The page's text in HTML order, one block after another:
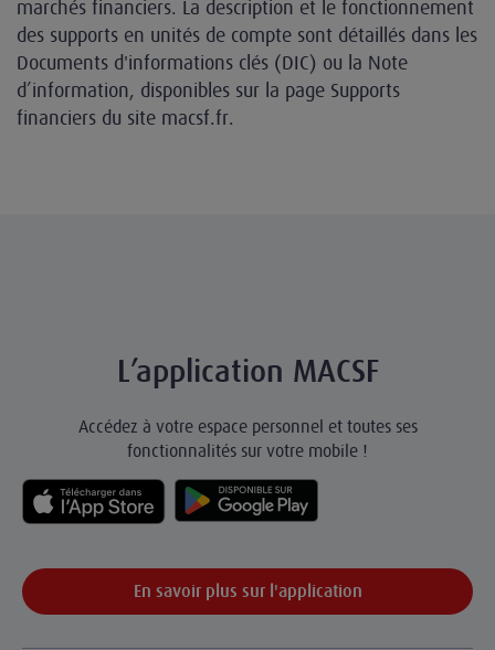
marchés financiers. La description et le fonctionnement
des supports en unités de compte sont détaillés dans les
Documents d'informations clés (DIC) ou la Note
d’information, disponibles sur la page Supports
financiers du site macsf.fr.
L’application MACSF
Accédez à votre espace personnel et toutes ses
fonctionnalités sur votre mobile !
En savoir plus sur l'application